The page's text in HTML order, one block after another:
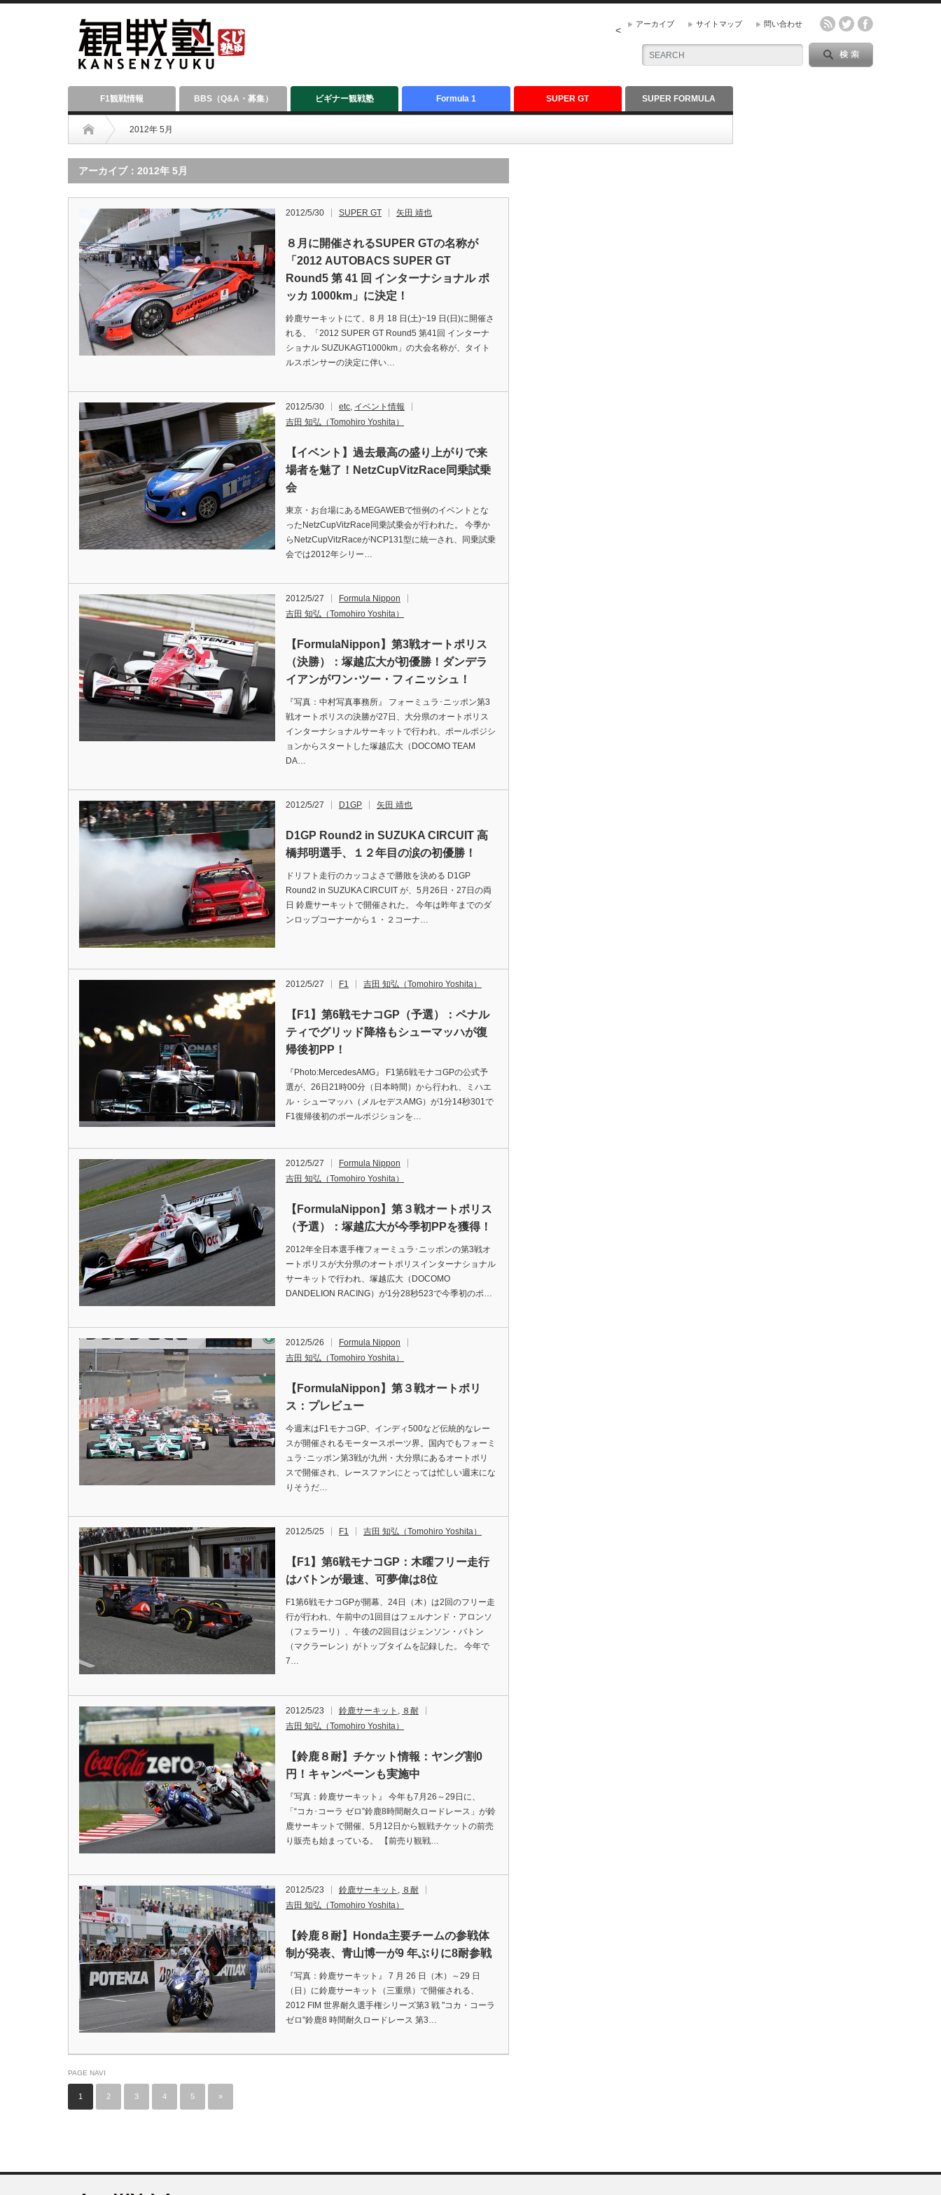
アーカイブ サイトマップ 問い合わせ
<
F1観戦情報 BBS（Q&A・募集） ビギナー観戦塾 Formula 1 SUPER GT SUPER FORMULA
2012年 5月
アーカイブ：2012年 5月
2012/5/30 SUPER GT 矢田 靖也
８月に開催されるSUPER GTの名称が
「2012 AUTOBACS SUPER GT
Round5 第 41 回 インターナショナル ポ
ッカ 1000km」に決定！
鈴鹿サーキットにて、8 月 18 日(土)~19 日(日)に開催さ
れる、「2012 SUPER GT Round5 第41回 インターナ
ショナル SUZUKAGT1000km」の大会名称が、タイト
ルスポンサーの決定に伴い…
2012/5/30 etc, イベント情報
吉田 知弘（Tomohiro Yoshita）
【イベント】過去最高の盛り上がりで来
場者を魅了！NetzCupVitzRace同乗試乗
会
東京・お台場にあるMEGAWEBで恒例のイベントとな
ったNetzCupVitzRace同乗試乗会が行われた。 今季か
らNetzCupVitzRaceがNCP131型に統一され、同乗試乗
会では2012年シリー…
2012/5/27
Formula Nippon
吉田 知弘（Tomohiro Yoshita）
【FormulaNippon】第3戦オートポリス
（決勝）：塚越広大が初優勝！ダンデラ
イアンがワン･ツー・フィニッシュ！
『写真：中村写真事務所』 フォーミュラ･ニッポン第3
戦オートポリスの決勝が27日、大分県のオートポリス
インターナショナルサーキットで行われ、ポールポジシ
ョンからスタートした塚越広大（DOCOMO TEAM
DA…
2012/5/27 D1GP 矢田 靖也
D1GP Round2 in SUZUKA CIRCUIT 高
橋邦明選手、１２年目の涙の初優勝！
ドリフト走行のカッコよさで勝敗を決める D1GP
Round2 in SUZUKA CIRCUIT が、5月26日・27日の両
日 鈴鹿サーキットで開催された。 今年は昨年までのダ
ンロップコーナーから１・２コーナ…
2012/5/27 F1 吉田 知弘（Tomohiro Yoshita）
【F1】第6戦モナコGP（予選）：ペナル
ティでグリッド降格もシューマッハが復
帰後初PP！
『Photo:MercedesAMG』 F1第6戦モナコGPの公式予
選が、26日21時00分（日本時間）から行われ、ミハエ
ル・シューマッハ（メルセデスAMG）が1分14秒301で
F1復帰後初のポールポジションを…
2012/5/27
Formula Nippon
吉田 知弘（Tomohiro Yoshita）
【FormulaNippon】第３戦オートポリス
（予選）：塚越広大が今季初PPを獲得！
2012年全日本選手権フォーミュラ･ニッポンの第3戦オ
ートポリスが大分県のオートポリスインターナショナル
サーキットで行われ、塚越広大（DOCOMO
DANDELION RACING）が1分28秒523で今季初のポ…
2012/5/26
Formula Nippon
吉田 知弘（Tomohiro Yoshita）
【FormulaNippon】第３戦オートポリ
ス：プレビュー
今週末はF1モナコGP、インディ500など伝統的なレー
スが開催されるモータースポーツ界。国内でもフォーミ
ュラ･ニッポン第3戦が九州・大分県にあるオートポリ
スで開催され、レースファンにとっては忙しい週末にな
りそうだ…
2012/5/25 F1 吉田 知弘（Tomohiro Yoshita）
【F1】第6戦モナコGP：木曜フリー走行
はバトンが最速、可夢偉は8位
F1第6戦モナコGPが開幕、24日（木）は2回のフリー走
行が行われ、午前中の1回目はフェルナンド・アロンソ
（フェラーリ）、午後の2回目はジェンソン・バトン
（マクラーレン）がトップタイムを記録した。 今年で
7…
2012/5/23 鈴鹿サーキット , ８耐
吉田 知弘（Tomohiro Yoshita）
【鈴鹿８耐】チケット情報：ヤング割0
円！キャンペーンも実施中
『写真：鈴鹿サーキット』 今年も7月26～29日に、
「“コカ･コーラ ゼロ”鈴鹿8時間耐久ロードレース」が鈴
鹿サーキットで開催、5月12日から観戦チケットの前売
り販売も始まっている。 【前売り観戦…
2012/5/23 鈴鹿サーキット , ８耐
吉田 知弘（Tomohiro Yoshita）
【鈴鹿８耐】Honda主要チームの参戦体
制が発表、青山博一が9 年ぶりに8耐参戦
『写真：鈴鹿サーキット』 7 月 26 日（木）～29 日
（日）に鈴鹿サーキット（三重県）で開催される、
2012 FIM 世界耐久選手権シリーズ第3 戦 "コカ・コーラ
ゼロ"鈴鹿8 時間耐久ロードレース 第3…
PAGE NAVI
1 2 3 4 5 »